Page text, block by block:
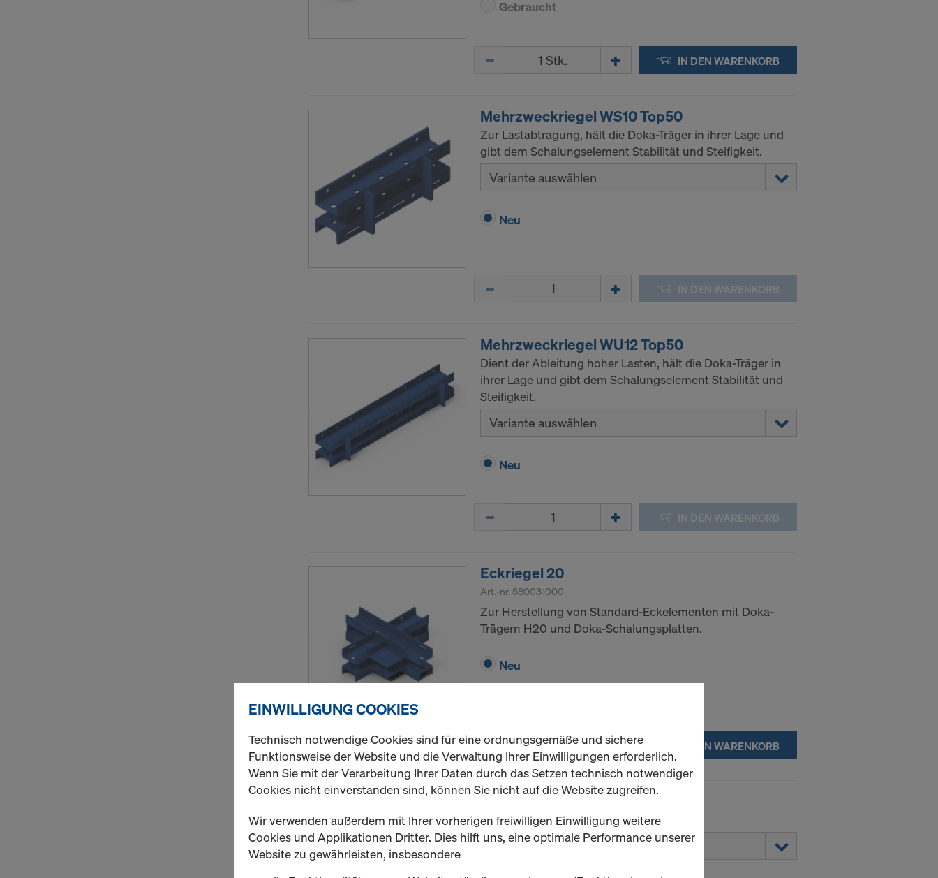
Gebraucht
IN DEN WARENKORB
Mehrzweckriegel WS10 Top50
Zur Lastabtragung, hält die Doka-Träger in ihrer Lage und
gibt dem Schalungselement Stabilität und Steifigkeit.
Variante auswählen
Neu
IN DEN WARENKORB
Mehrzweckriegel WU12 Top50
Dient der Ableitung hoher Lasten, hält die Doka-Träger in
ihrer Lage und gibt dem Schalungselement Stabilität und
Steifigkeit.
Variante auswählen
Neu
IN DEN WARENKORB
Eckriegel 20
Art.-nr. 580031000
Zur Herstellung von Standard-Eckelementen mit Doka-
Trägern H20 und Doka-Schalungsplatten.
Neu
Menge IN DEN WARENKORB
Stahlrohr mit 3,2 mm Wandstärke.
Variante auswählen
EINWILLIGUNG COOKIES
Technisch notwendige Cookies sind für eine ordnungsgemäße und sichere
Funktionsweise der Website und die Verwaltung Ihrer Einwilligungen erforderlich.
Wenn Sie mit der Verarbeitung Ihrer Daten durch das Setzen technisch notwendiger
Cookies nicht einverstanden sind, können Sie nicht auf die Website zugreifen.
Wir verwenden außerdem mit Ihrer vorherigen freiwilligen Einwilligung weitere
Cookies und Applikationen Dritter. Dies hilft uns, eine optimale Performance unserer
Website zu gewährleisten, insbesondere